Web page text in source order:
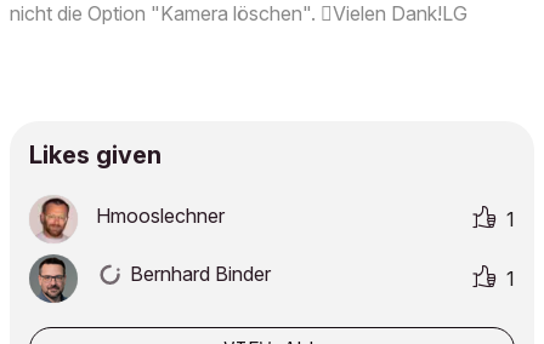
nicht die Option "Kamera löschen". Vielen Dank!LG
Likes given
Hmooslechner 1
Bernhard Binder 1